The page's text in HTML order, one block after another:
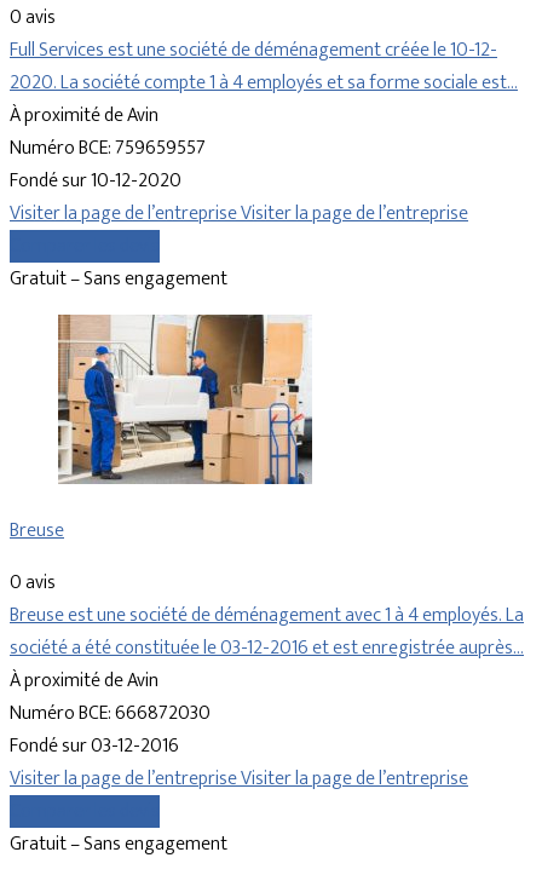
0 avis
Full Services est une société de déménagement créée le 10-12-
2020. La société compte 1 à 4 employés et sa forme sociale est…
À proximité de Avin
Numéro BCE: 759659557
Fondé sur 10-12-2020
Visiter la page de l’entrepriseVisiter la page de l’entreprise
Gratuit – Sans engagement
Breuse
0 avis
Breuse est une société de déménagement avec 1 à 4 employés. La
société a été constituée le 03-12-2016 et est enregistrée auprès…
À proximité de Avin
Numéro BCE: 666872030
Fondé sur 03-12-2016
Visiter la page de l’entrepriseVisiter la page de l’entreprise
Gratuit – Sans engagement